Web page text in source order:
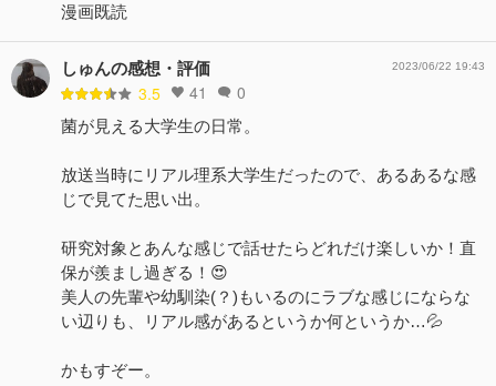
漫画既読
しゅんの感想・評価
3.5 41 0
2023/06/22 19:43
菌が見える大学生の日常。
放送当時にリアル理系大学生だったので、あるあるな感
じで見てた思い出。
研究対象とあんな感じで話せたらどれだけ楽しいか！直
保が羨まし過ぎる！😍
美人の先輩や幼馴染(？)もいるのにラブな感じにならな
い辺りも、リアル感があるというか何というか…💦
かもすぞー。